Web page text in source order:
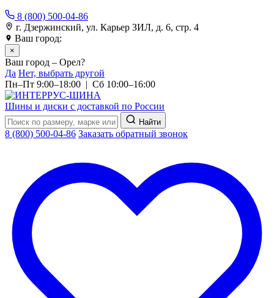
8 (800) 500-04-86
г. Дзержинский, ул. Карьер ЗИЛ, д. 6, стр. 4
Ваш город:
×
Ваш город – Орел?
Да Нет, выбрать другой
Пн–Пт 9:00–18:00 | Сб 10:00–16:00
Шины и диски с доставкой по России
Найти
8 (800) 500-04-86 Заказать обратный звонок